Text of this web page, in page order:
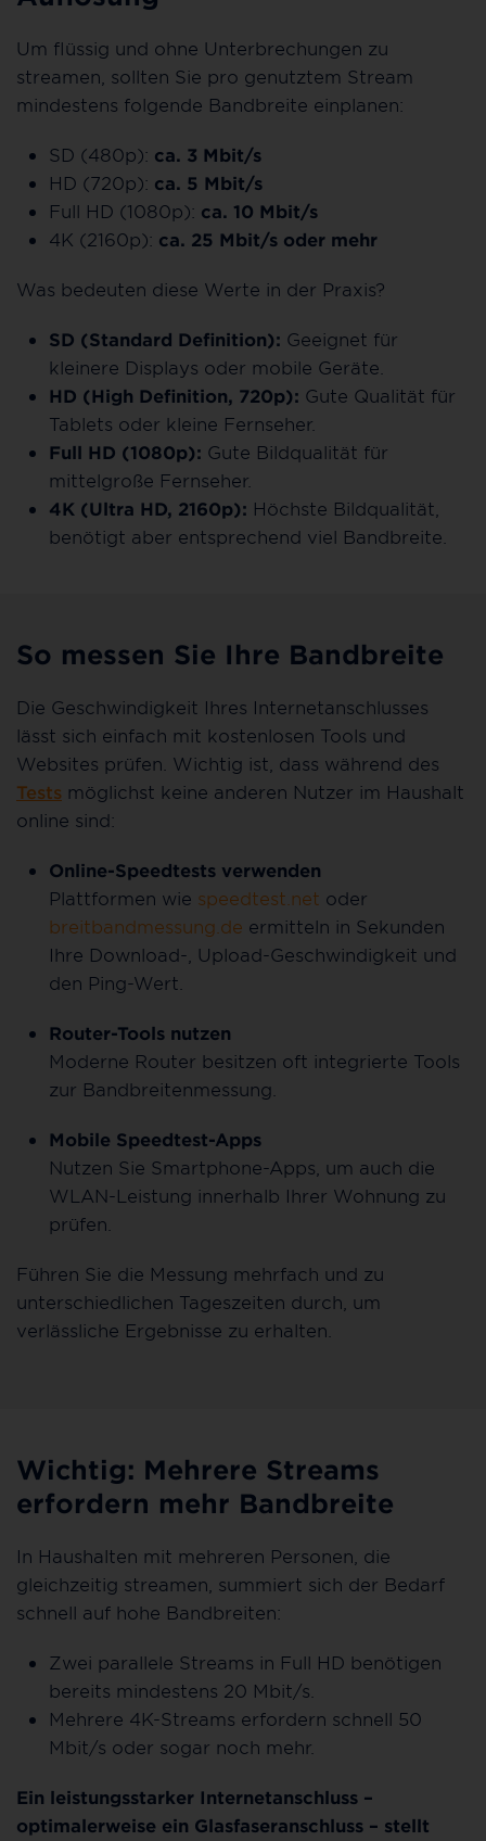
Um flüssig und ohne Unterbrechungen zu
streamen, sollten Sie pro genutztem Stream
mindestens folgende Bandbreite einplanen:
SD (480p): ca. 3 Mbit/s
HD (720p): ca. 5 Mbit/s
Full HD (1080p): ca. 10 Mbit/s
4K (2160p): ca. 25 Mbit/s oder mehr
Was bedeuten diese Werte in der Praxis?
SD (Standard Definition): Geeignet für
kleinere Displays oder mobile Geräte.
HD (High Definition, 720p): Gute Qualität für
Tablets oder kleine Fernseher.
Full HD (1080p): Gute Bildqualität für
mittelgroße Fernseher.
4K (Ultra HD, 2160p): Höchste Bildqualität,
benötigt aber entsprechend viel Bandbreite.
So messen Sie Ihre Bandbreite
Die Geschwindigkeit Ihres Internetanschlusses
lässt sich einfach mit kostenlosen Tools und
Websites prüfen. Wichtig ist, dass während des
Tests möglichst keine anderen Nutzer im Haushalt
online sind:
Online-Speedtests verwenden
Plattformen wie speedtest.net oder
breitbandmessung.de ermitteln in Sekunden
Ihre Download-, Upload-Geschwindigkeit und
den Ping-Wert.
Router-Tools nutzen
Moderne Router besitzen oft integrierte Tools
zur Bandbreitenmessung.
Mobile Speedtest-Apps
Nutzen Sie Smartphone-Apps, um auch die
WLAN-Leistung innerhalb Ihrer Wohnung zu
prüfen.
Führen Sie die Messung mehrfach und zu
unterschiedlichen Tageszeiten durch, um
verlässliche Ergebnisse zu erhalten.
Wichtig: Mehrere Streams
erfordern mehr Bandbreite
In Haushalten mit mehreren Personen, die
gleichzeitig streamen, summiert sich der Bedarf
schnell auf hohe Bandbreiten:
Zwei parallele Streams in Full HD benötigen
bereits mindestens 20 Mbit/s.
Mehrere 4K-Streams erfordern schnell 50
Mbit/s oder sogar noch mehr.
Ein leistungsstarker Internetanschluss –
optimalerweise ein Glasfaseranschluss – stellt